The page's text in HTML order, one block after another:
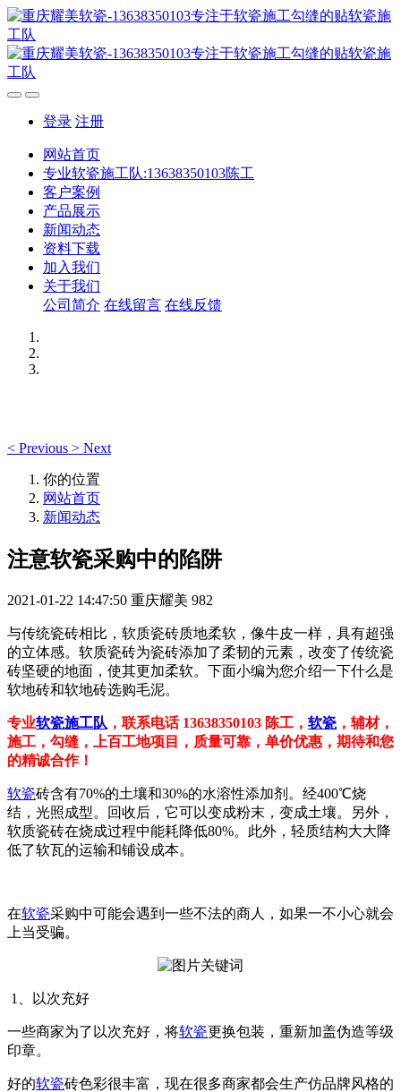
登录 注册
网站首页
专业软瓷施工队:13638350103陈工
客户案例
产品展示
新闻动态
资料下载
加入我们
关于我们
公司简介 在线留言 在线反馈
< Previous > Next
你的位置
网站首页
新闻动态
注意软瓷采购中的陷阱
2021-01-22 14:47:50 重庆耀美 982
与传统瓷砖相比，软质瓷砖质地柔软，像牛皮一样，具有超强
的立体感。软质瓷砖为瓷砖添加了柔韧的元素，改变了传统瓷
砖坚硬的地面，使其更加柔软。下面小编为您介绍一下什么是
软地砖和软地砖选购毛泥。
专业软瓷施工队 ，联系电话 13638350103 陈工， 软瓷 ，辅材，
施工，勾缝，上百工地项目，质量可靠，单价优惠，期待和您
的精诚合作！
软瓷砖含有70%的土壤和30%的水溶性添加剂。经400℃烧
结，光照成型。回收后，它可以变成粉末，变成土壤。另外，
软质瓷砖在烧成过程中能耗降低80%。此外，轻质结构大大降
低了软瓦的运输和铺设成本。
在软瓷采购中可能会遇到一些不法的商人，如果一不小心就会
上当受骗。
1、以次充好
一些商家为了以次充好，将软瓷更换包装，重新加盖伪造等级
印章。
好的软瓷砖色彩很丰富，现在很多商家都会生产仿品牌风格的